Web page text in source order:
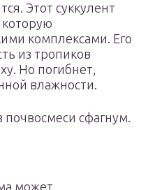
Этот суккулент
которую
комплексами. Его
из тропиков
Но погибнет,
влажности.
почвосмеси сфагнум.
может